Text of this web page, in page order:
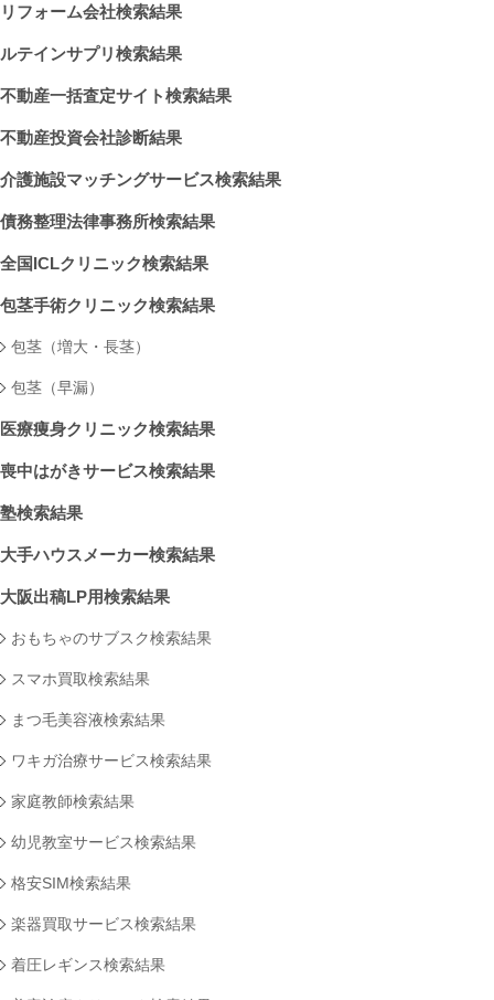
リフォーム会社検索結果
ルテインサプリ検索結果
不動産一括査定サイト検索結果
不動産投資会社診断結果
介護施設マッチングサービス検索結果
債務整理法律事務所検索結果
全国ICLクリニック検索結果
包茎手術クリニック検索結果
包茎（増大・長茎）
包茎（早漏）
医療痩身クリニック検索結果
喪中はがきサービス検索結果
塾検索結果
大手ハウスメーカー検索結果
大阪出稿LP用検索結果
おもちゃのサブスク検索結果
スマホ買取検索結果
まつ毛美容液検索結果
ワキガ治療サービス検索結果
家庭教師検索結果
幼児教室サービス検索結果
格安SIM検索結果
楽器買取サービス検索結果
着圧レギンス検索結果